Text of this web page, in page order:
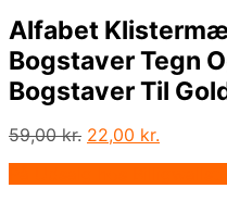
Alfabet
Bogstaver Tegn
Bogstaver Til
59,00kr. Den
22,00 kr.